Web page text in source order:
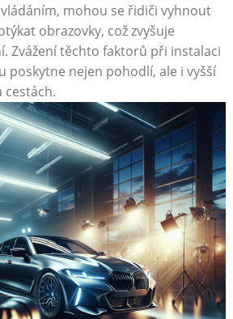
mohou se řidiči vyhnout
obrazovky, což zvyšuje
Zvážení těchto faktorů při ⁤instalaci
poskytne nejen pohodlí, ale i vyšší
cestách.